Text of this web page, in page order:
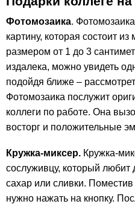
Фотомозаика.
картину, которая состоит
размером от 1 до 3
издалека, можно увидеть
подойдя ближе –
Фотомозаика послужит
коллеги по работе. Она
восторг и положительные
Кружка-миксер. Кружка-
сослуживцу, который любит
сахар или сливки.
нужно нажать на кнопку.